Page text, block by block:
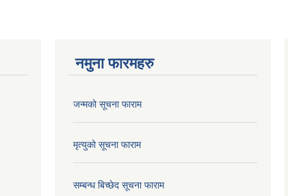
नमुना फारमहरु
जन्मको सूचना फाराम
मृत्युको सूचना फाराम
सम्बन्ध बिच्छेद सूचना फाराम